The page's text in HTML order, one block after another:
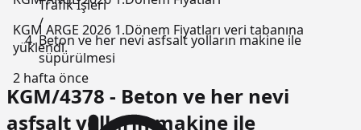
KGM ARGE 2026 1.Dönem Fiyatları veri tabanına
yüklendi.
2 hafta önce
Trafik İşleri
/
Beton ve her nevi asfsalt yolların makine ile
süpürülmesi
KGM/4378 - Beton ve her nevi
asfsalt yolların makine ile